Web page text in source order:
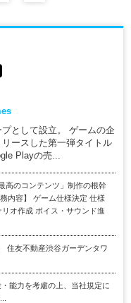
として設立。 ゲームの企
ースした第一弾タイトル
Playの売...
高のコンテンツ」制作の根幹
内容】 ゲーム仕様決定 仕様
オ作成 ボイス・サウンド進
住友不動産渋谷ガーデンタワ
能力を考慮の上、当社規定に